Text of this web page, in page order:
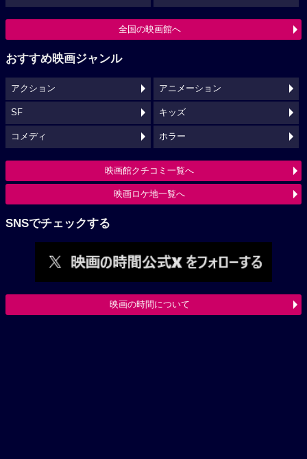
全国の映画館へ
おすすめ映画ジャンル
アクション アニメーション
SF キッズ
コメディ ホラー
映画館クチコミ一覧へ
映画ロケ地一覧へ
SNSでチェックする
映画の時間について